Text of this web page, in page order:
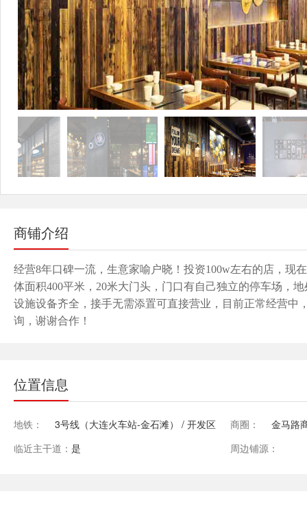
商铺介绍
经营8年口碑一流，生意家喻户晓！投资100w左右的店，现
体面积400平米，20米大门头，门口有自己独立的停车场，
设施设备齐全，接手无需添置可直接营业，目前正常经营
询，谢谢合作！
位置信息
地铁： 3号线（大连火车站-金石滩） / 开发区 商圈：
金马路
临近主干道： 是 周边铺源：